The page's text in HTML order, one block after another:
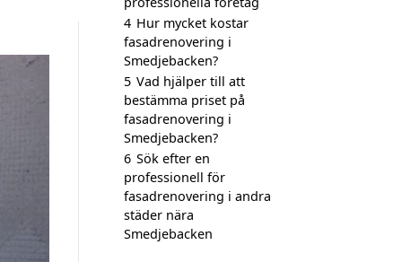
4 Hur mycket kostar
fasadrenovering i
Smedjebacken?
5 Vad hjälper till att
bestämma priset på
fasadrenovering i
Smedjebacken?
6 Sök efter en
professionell för
fasadrenovering i andra
städer nära
Smedjebacken